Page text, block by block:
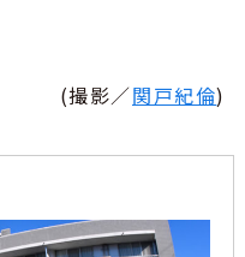
(撮影／関戸紀倫)